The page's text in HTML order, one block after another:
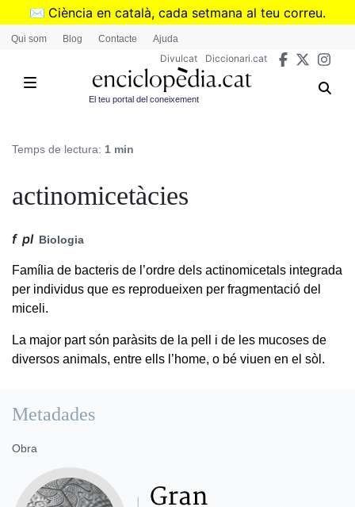
Vés
✉️ Ciència en català, cada setmana al teu correu.
➜Subscriu-te al butlletí de Divulcat
Qui som Blog Contacte Ajuda
Divulcat Diccionari.cat
El teu portal del coneixement
Temps de lectura: 1 min
actinomicetàcies
f pl Biologia
Família de bacteris de l’ordre dels actinomicetals integrada
per individus que es reprodueixen per fragmentació del
miceli.
La major part són paràsits de la pell i de les mucoses de
diversos animals, entre ells l’home, o bé viuen en el sòl.
Metadades
Obra